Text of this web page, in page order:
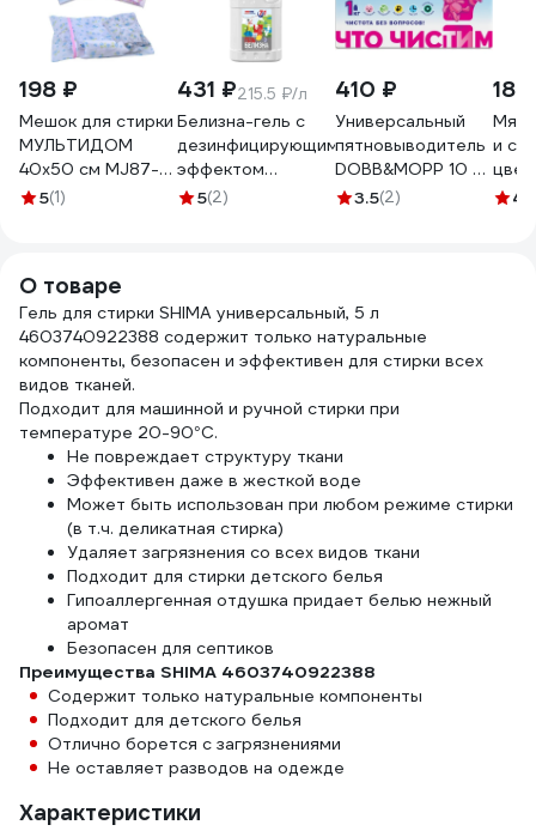
198 ₽
Мешок для стирки
МУЛЬТИДОМ
40х50 см MJ87-
245(1)
431 ₽215.5 ₽/л
Белизна-гель с
дезинфицирующим
эффектом
АКВАГЕЛЬ 2 л, 7в1,
5(2)
410 ₽
Универсальный
пятновыводитель
DOBB&MOPP 10 в 1
3.11.01.100
3.5(2)
и
4.6
О товаре
Гель для стирки SHIMA универсальный, 5 л
4603740922388 содержит только натуральные
компоненты, безопасен и эффективен для стирки всех
видов тканей.
Подходит для машинной и ручной стирки при
температуре 20-90°С.
Не повреждает структуру ткани
Эффективен даже в жесткой воде
Может быть использован при любом режиме стирки
(в т.ч. деликатная стирка)
Удаляет загрязнения со всех видов ткани
Подходит для стирки детского белья
Гипоаллергенная отдушка придает белью нежный
аромат
Безопасен для септиков
Преимущества SHIMA 4603740922388
Содержит только натуральные компоненты
Подходит для детского белья
Отлично борется с загрязнениями
Не оставляет разводов на одежде
Характеристики